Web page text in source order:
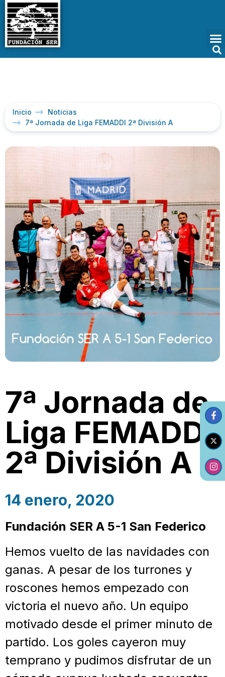
Inicio
Noticias
7ª Jornada de Liga FEMADDI 2ª División A
7ª Jornada de
Liga FEMADDI
2ª División A
14 enero, 2020
Fundación SER A 5-1 San Federico
Hemos vuelto de las navidades con
ganas. A pesar de los turrones y
roscones hemos empezado con
victoria el nuevo año. Un equipo
motivado desde el primer minuto de
partido. Los goles cayeron muy
temprano y pudimos disfrutar de un